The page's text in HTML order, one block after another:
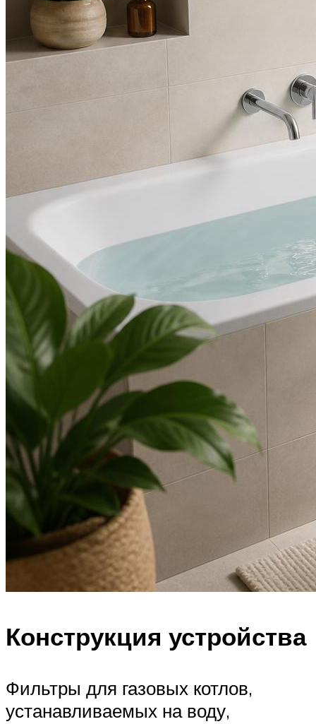
Конструкция устройства
Фильтры для газовых котлов,
устанавливаемых на воду,